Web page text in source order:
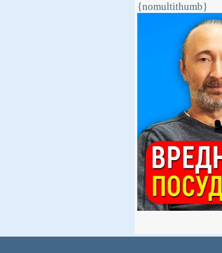
{nomultithumb}